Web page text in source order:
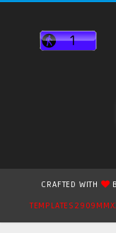
CRAFTED WITH